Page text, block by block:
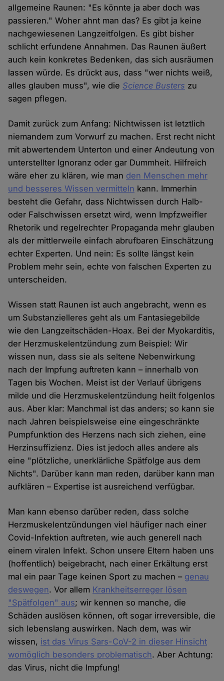
allgemeine Raunen: "Es könnte ja aber doch was
passieren." Woher ahnt man das? Es gibt ja keine
nachgewiesenen Langzeitfolgen. Es gibt bisher
schlicht erfundene Annahmen. Das Raunen äußert
auch kein konkretes Bedenken, das sich ausräumen
lassen würde. Es drückt aus, dass "wer nichts weiß,
alles glauben muss", wie die Science Busters zu
sagen pflegen.
Damit zurück zum Anfang: Nichtwissen ist letztlich
niemandem zum Vorwurf zu machen. Erst recht nicht
mit abwertendem Unterton und einer Andeutung von
unterstellter Ignoranz oder gar Dummheit. Hilfreich
wäre eher zu klären, wie man den Menschen mehr
und besseres Wissen vermitteln kann. Immerhin
besteht die Gefahr, dass Nichtwissen durch Halb-
oder Falschwissen ersetzt wird, wenn Impfzweifler
Rhetorik und regelrechter Propaganda mehr glauben
als der mittlerweile einfach abrufbaren Einschätzung
echter Experten. Und nein: Es sollte längst kein
Problem mehr sein, echte von falschen Experten zu
unterscheiden.
Wissen statt Raunen ist auch angebracht, wenn es
um Substanzielleres geht als um Fantasiegebilde
wie den Langzeitschäden-Hoax. Bei der Myokarditis,
der Herzmuskelentzündung zum Beispiel: Wir
wissen nun, dass sie als seltene Nebenwirkung
nach der Impfung auftreten kann – innerhalb von
Tagen bis Wochen. Meist ist der Verlauf übrigens
milde und die Herzmuskelentzündung heilt folgenlos
aus. Aber klar: Manchmal ist das anders; so kann sie
nach Jahren beispielsweise eine eingeschränkte
Pumpfunktion des Herzens nach sich ziehen, eine
Herzinsuffizienz. Dies ist jedoch alles andere als
eine "plötzliche, unerklärliche Spätfolge aus dem
Nichts". Darüber kann man reden, darüber kann man
aufklären – Expertise ist ausreichend verfügbar.
Man kann ebenso darüber reden, dass solche
Herzmuskelentzündungen viel häufiger nach einer
Covid-Infektion auftreten, wie auch generell nach
einem viralen Infekt. Schon unsere Eltern haben uns
(hoffentlich) beigebracht, nach einer Erkältung erst
mal ein paar Tage keinen Sport zu machen – genau
deswegen. Vor allem Krankheitserreger lösen
"Spätfolgen" aus; wir kennen so manche, die
Schäden auslösen können, oft sogar irreversible, die
sich lebenslang auswirken. Nach dem, was wir
wissen, ist das Virus Sars-CoV-2 in dieser Hinsicht
womöglich besonders problematisch. Aber Achtung:
das Virus, nicht die Impfung!